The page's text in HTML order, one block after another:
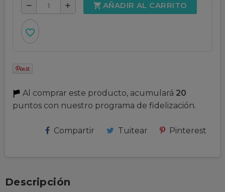
remove add shopping_cart AÑADIR AL CARRITO
favorite_border
Al comprar este producto, acumulará 20
puntos con nuestro programa de fidelización.
Compartir Tuitear Pinterest
Descripción